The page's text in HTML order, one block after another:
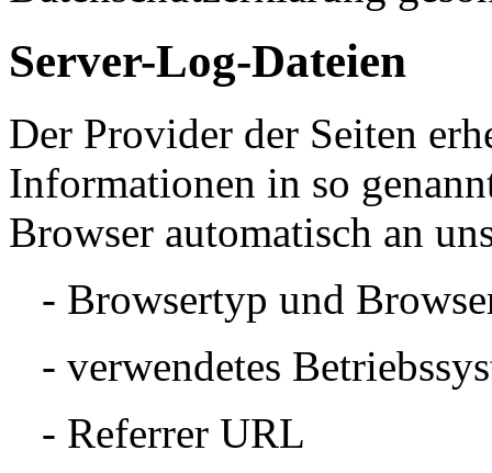
Server-Log-Dateien
Der Provider der Seiten
Informationen in so
Browser automatisch an
- Browsertyp und
- verwendetes
- Referrer URL